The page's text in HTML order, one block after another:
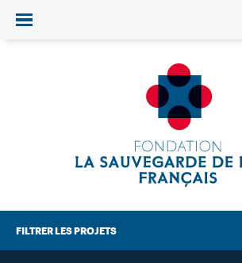
Ouvrir/fermer le menu
FILTRER LES PROJETS